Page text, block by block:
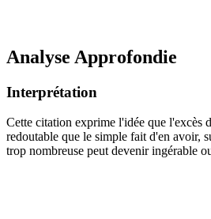
Analyse Approfondie
Interprétation
Cette citation exprime l'idée que l'excès
redoutable que le simple fait d'en avoir,
trop nombreuse peut devenir ingérable